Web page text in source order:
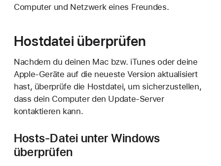
Computer und Netzwerk eines Freundes.
Hostdatei überprüfen
Nachdem du deinen Mac bzw. iTunes oder deine
Apple-Geräte auf die neueste Version aktualisiert
hast, überprüfe die Hostdatei, um sicherzustellen,
dass dein Computer den Update-Server
kontaktieren kann.
Hosts-Datei unter Windows
überprüfen